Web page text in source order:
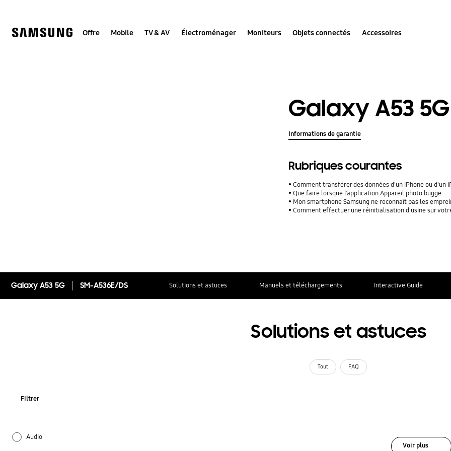
Offre Mobile TV & AV Électroménager Moniteurs Objets connectés Accessoires
Galaxy A53 5G
Informations de garantie
Rubriques courantes
Comment transférer des données d'un iPhone ou d'un
Que faire lorsque l’application Appareil photo bugge
Mon smartphone Samsung ne reconnaît pas les
Comment effectuer une réinitialisation d'usine sur
Galaxy A53 5G SM-A536E/DS Solutions et astuces Manuels et téléchargements Interactive Guide
Solutions et astuces
Tout FAQ
Filtrer
Audio
Voir plus